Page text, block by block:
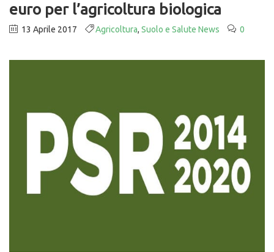
euro per l’agricoltura biologica
13 Aprile 2017 Agricoltura, Suolo e Salute News 0